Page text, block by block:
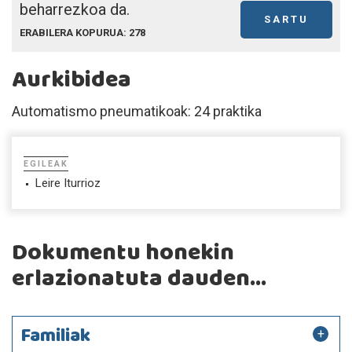
beharrezkoa da.
SARTU
ERABILERA KOPURUA: 278
Aurkibidea
Automatismo pneumatikoak: 24 praktika
EGILEAK
Leire Iturrioz
Dokumentu honekin
erlazionatuta dauden...
Familiak